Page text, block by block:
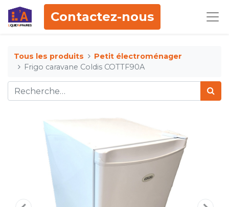
Contactez-nous
Tous les produits
Petit électroménager
Frigo caravane Coldis COTTF90A